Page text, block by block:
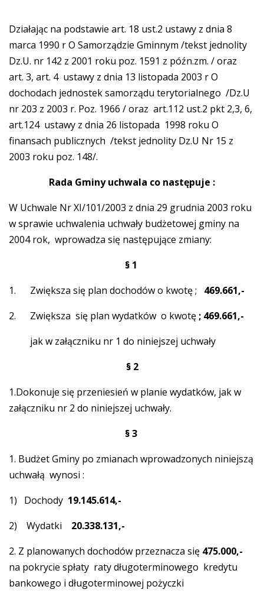
Działając na podstawie art. 18 ust.2 ustawy z dnia 8
marca 1990 r O Samorządzie Gminnym /tekst jednolity
Dz.U. nr 142 z 2001 roku poz. 1591 z późn.zm. / oraz
art. 3, art. 4 ustawy z dnia 13 listopada 2003 r O
dochodach jednostek samorządu terytorialnego /Dz.U
nr 203 z 2003 r. Poz. 1966 / oraz art.112 ust.2 pkt 2,3, 6,
art.124 ustawy z dnia 26 listopada 1998 roku O
finansach publicznych /tekst jednolity Dz.U Nr 15 z
2003 roku poz. 148/.
Rada Gminy uchwala co następuje :
W Uchwale Nr XI/101/2003 z dnia 29 grudnia 2003 roku
w sprawie uchwalenia uchwały budżetowej gminy na
2004 rok, wprowadza się następujące zmiany:
§ 1
1. Zwiększa się plan dochodów o kwotę ; 469.661,-
2. Zwiększa się plan wydatków o kwotę ; 469.661,-
jak w załączniku nr 1 do niniejszej uchwały
§ 2
1.Dokonuje się przeniesień w planie wydatków, jak w
załączniku nr 2 do niniejszej uchwały.
§ 3
1. Budżet Gminy po zmianach wprowadzonych niniejszą
uchwałą wynosi :
1) Dochody 19.145.614,-
2) Wydatki 20.338.131,-
2. Z planowanych dochodów przeznacza się 475.000,-
na pokrycie spłaty raty długoterminowego kredytu
bankowego i długoterminowej pożyczki